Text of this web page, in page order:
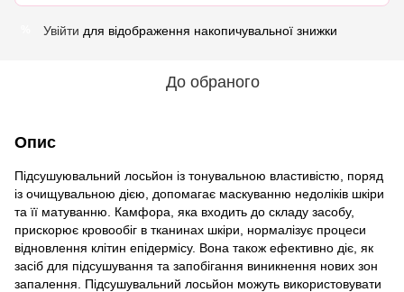
Увійти для відображення накопичувальної знижки
До обраного
Опис
Підсушуювальний лосьйон із тонувальною властивістю, поряд
із очищувальною дією, допомагає маскуванню недоліків шкіри
та її матуванню. Камфора, яка входить до складу засобу,
прискорює кровообіг в тканинах шкіри, нормалізує процеси
відновлення клітин епідермісу. Вона також ефективно діє, як
засіб для підсушування та запобігання виникнення нових зон
запалення. Підсушувальний лосьйон можуть використовувати